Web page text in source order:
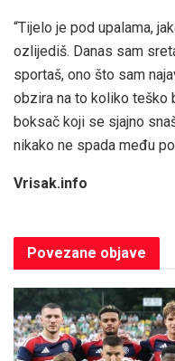
“Tijelo je pod upalama,
ozlijediš. Danas sam
sportaš, ono što sam
obzira na to koliko teško
boksač koji se sjajno
nikako ne spada među
Vrisak.info
Povezane objave